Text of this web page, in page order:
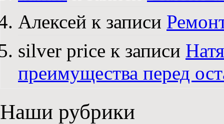
Алексей к записи
silver price к записи
преимущества перед
Наши рубрики